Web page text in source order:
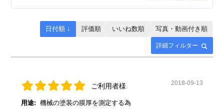
詳細フィルター
日付順 ↓ 評価順 いいね数順 写真・動画付き順
ご利用者様 2018-09-13
用途: 機械の塗装の膜厚を測定する為